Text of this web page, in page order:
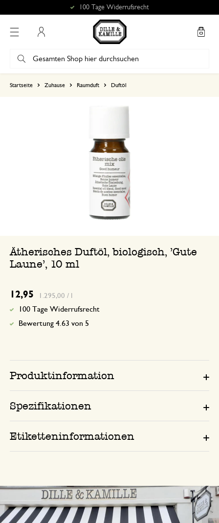
100 Tage Widerrufsrecht
Startseite Zuhause Raumduft Duftöl
Ätherisches Duftöl, biologisch, 'Gute
Laune', 10 ml
12,95 1.295,00 / l
100 Tage Widerrufsrecht
Bewertung 4.63 von 5
Produktinformation
Spezifikationen
Etiketteninformationen